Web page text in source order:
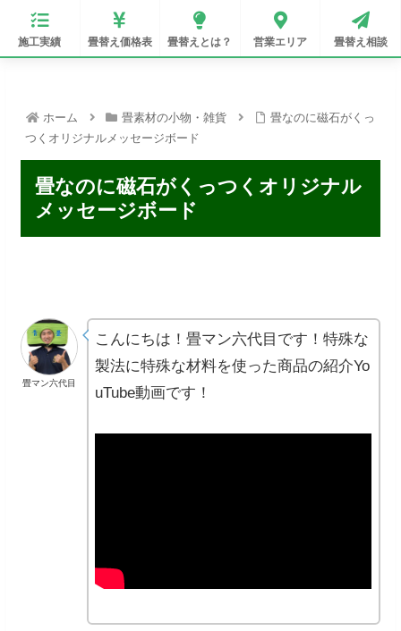
ホーム 畳素材の小物・雑貨
畳なのに磁石がくっ
つくオリジナルメッセージボード
畳なのに磁石がくっつくオリジナル
メッセージボード
畳マン六代目
こんにちは！畳マン六代目です！特殊な
製法に特殊な材料を使った商品の紹介Yo
uTube動画です！
施工実績 畳替え価格表 畳替えとは？ 営業エリア 畳替え相談